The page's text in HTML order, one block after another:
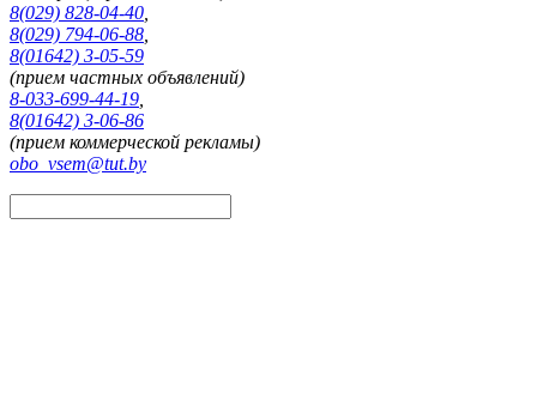
8(029) 828-04-40
8(029) 794-06-88
8(01642) 3-05-59
(прием частных объявлений)
8-033-699-44-19
8(01642) 3-06-86
(прием коммерческой рекламы)
obo_vsem@tut.by